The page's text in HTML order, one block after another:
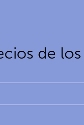
de